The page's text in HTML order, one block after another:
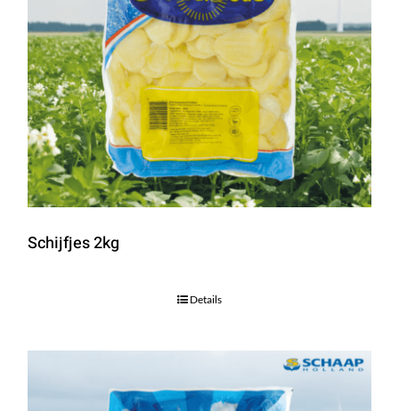
Schijfjes 2kg
Details